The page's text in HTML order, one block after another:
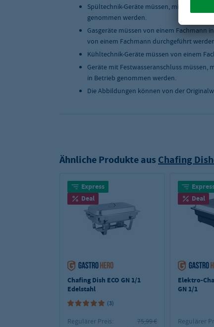
Spültechnik-Geräte müssen, mit einer
genommen werden.
Gasgeräte müssen von einem Fachmann
von einem Fachmann durchgeführt
Kühltechnik-Geräte müssen von einem
Geräte mit Festwasseranschluss
in Betrieb genommen werden.
Die Abbildungen können von der
Ähnliche Produkte aus Chafing
Express
Deal
Chafing Dish ECO GN 1/1
Edelstahl
(3)
Regulärer Preis:
75,99 €
Deal
Elektro-
GN 1/1
Regulärer